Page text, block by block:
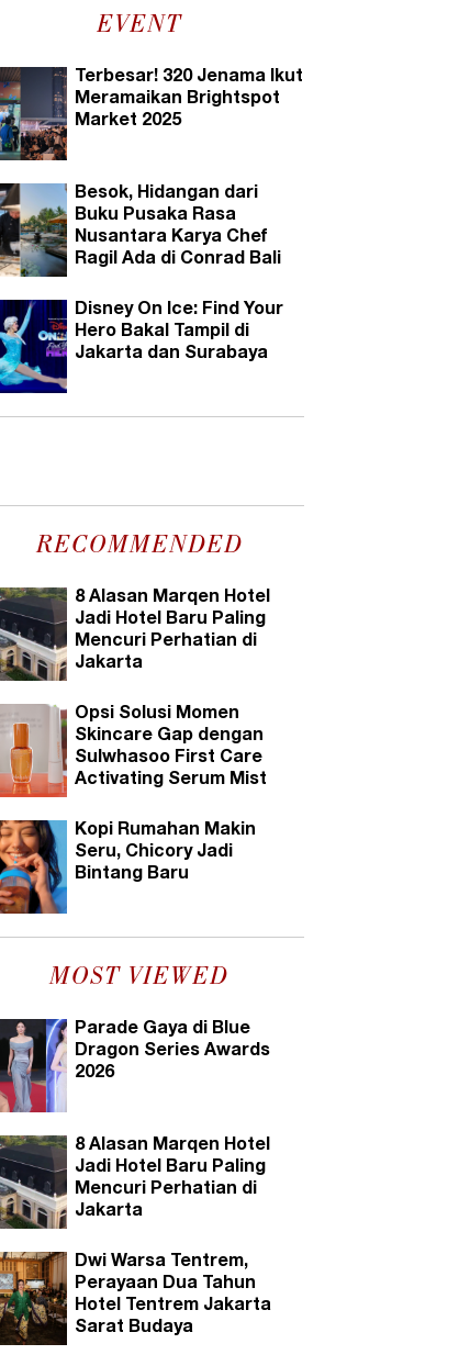
EVENT
Terbesar! 320 Jenama Ikut
Meramaikan Brightspot
Market 2025
Besok, Hidangan dari
Buku Pusaka Rasa
Nusantara Karya Chef
Ragil Ada di Conrad Bali
Disney On Ice: Find Your
Hero Bakal Tampil di
Jakarta dan Surabaya
RECOMMENDED
8 Alasan Marqen Hotel
Jadi Hotel Baru Paling
Mencuri Perhatian di
Jakarta
Opsi Solusi Momen
Skincare Gap dengan
Sulwhasoo First Care
Activating Serum Mist
Kopi Rumahan Makin
Seru, Chicory Jadi
Bintang Baru
MOST VIEWED
Parade Gaya di Blue
Dragon Series Awards
2026
8 Alasan Marqen Hotel
Jadi Hotel Baru Paling
Mencuri Perhatian di
Jakarta
Dwi Warsa Tentrem,
Perayaan Dua Tahun
Hotel Tentrem Jakarta
Sarat Budaya